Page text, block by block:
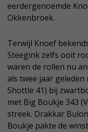
eerdergenoemde
Okkenbroek.
Terwijl Knoef
Steegink zelfs ooit
waren de rollen nu
als twee jaar
Shottle 41) bij
met Big Boukje 343
streek. Drakkar
Boukje pakte de